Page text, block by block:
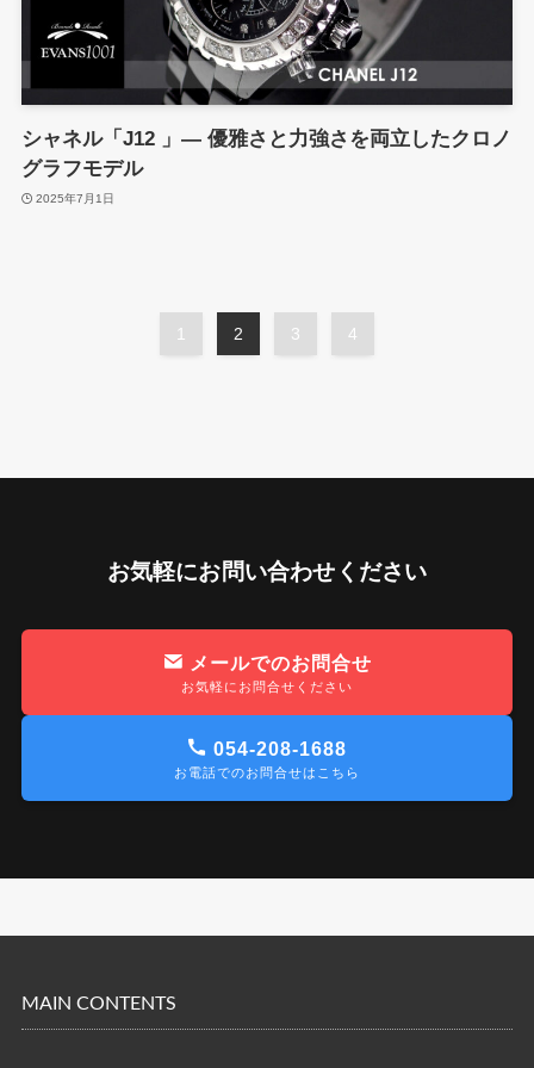
シャネル「J12 」― 優雅さと力強さを両立したクロノ
グラフモデル
2025年7月1日
1 2 3 4
お気軽にお問い合わせください
メールでのお問合せ
お気軽にお問合せください
054-208-1688
お電話でのお問合せはこちら
MAIN CONTENTS